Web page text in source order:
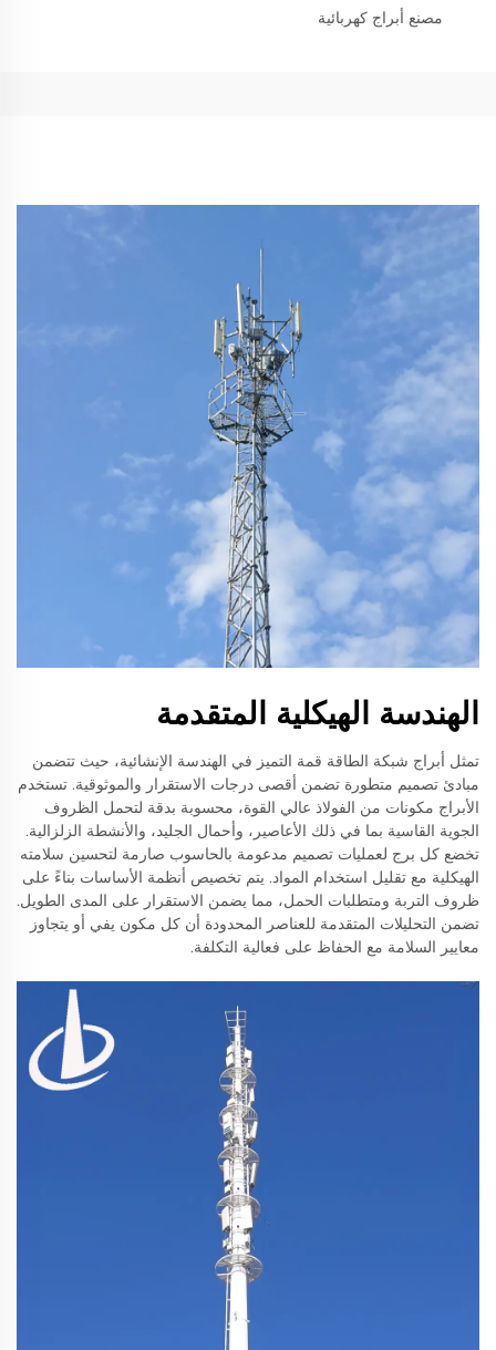
مصنع أبراج كهربائية
الهندسة الهيكلية المتقدمة
تمثل أبراج شبكة الطاقة قمة التميز في الهندسة الإنشائية، حيث تتضمن
مبادئ تصميم متطورة تضمن أقصى درجات الاستقرار والموثوقية. تستخدم
الأبراج مكونات من الفولاذ عالي القوة، محسوبة بدقة لتحمل الظروف
الجوية القاسية بما في ذلك الأعاصير، وأحمال الجليد، والأنشطة الزلزالية.
تخضع كل برج لعمليات تصميم مدعومة بالحاسوب صارمة لتحسين سلامته
الهيكلية مع تقليل استخدام المواد. يتم تخصيص أنظمة الأساسات بناءً على
ظروف التربة ومتطلبات الحمل، مما يضمن الاستقرار على المدى الطويل.
تضمن التحليلات المتقدمة للعناصر المحدودة أن كل مكون يفي أو يتجاوز
معايير السلامة مع الحفاظ على فعالية التكلفة.